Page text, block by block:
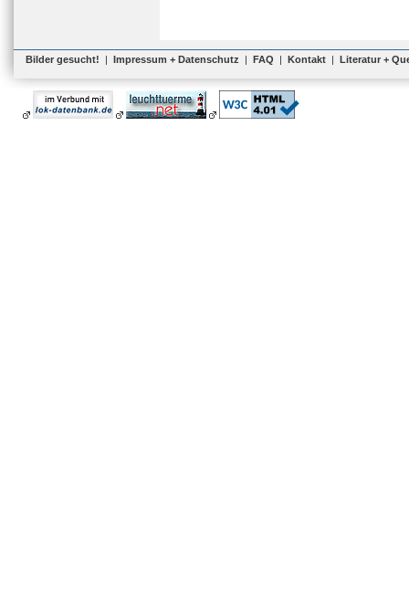
Bilder gesucht! | Impressum + Datenschutz | FAQ | Kontakt | Literatur +